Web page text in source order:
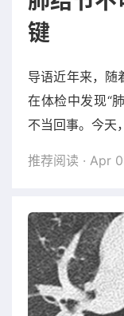
键
导语近年来，随
在体检中发现“
不当回事。今天
推荐阅读 · Apr